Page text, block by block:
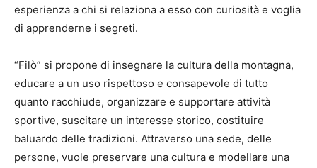
esperienza a chi si relaziona a esso con curiosità e voglia
di apprenderne i segreti.
“Filò” si propone di insegnare la cultura della montagna,
educare a un uso rispettoso e consapevole di tutto
quanto racchiude, organizzare e supportare attività
sportive, suscitare un interesse storico, costituire
baluardo delle tradizioni. Attraverso una sede, delle
persone, vuole preservare una cultura e modellare una